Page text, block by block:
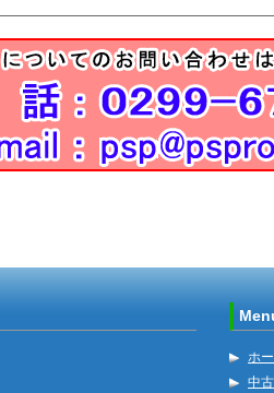
ホ
中